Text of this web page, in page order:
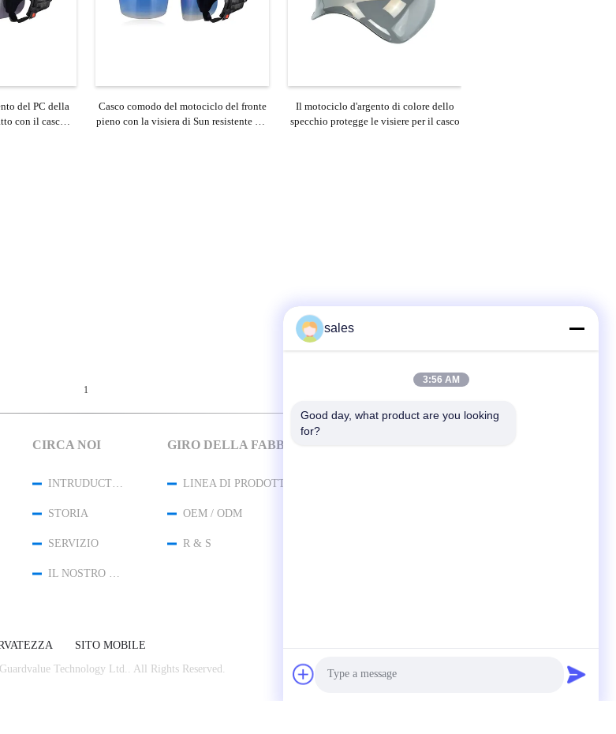
del PC della
con il casco
Casco comodo del motociclo del fronte
pieno con la visiera di Sun resistente del
Il motociclo d'argento di colore dello
specchio protegge le visiere per il casco
1
CIRCA NOI
INTRUDUCTION
STORIA
SERVIZIO
IL NOSTRO TEAM
GIRO DELLA FABBRICA
LINEA DI PRODOTTI
OEM / ODM
R & S
SITO MOBILE
Technology Ltd.. All Rights Reserved.
sales
3:56 AM
Good day, what product are you looking
for?